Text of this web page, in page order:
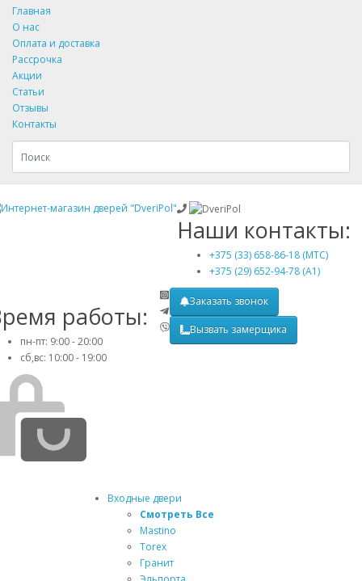
Главная
О нас
Оплата и доставка
Рассрочка
Акции
Статьи
Отзывы
Контакты
Наши контакты:
+375 (33) 658-86-18 (МТС)
+375 (29) 652-94-78 (A1)
работы:
пн-пт: 9:00 - 20:00
сб,вс: 10:00 - 19:00
Заказать звонок
Вызвать замерщика
Входные двери
Смотреть Все
Mastino
Torex
Гранит